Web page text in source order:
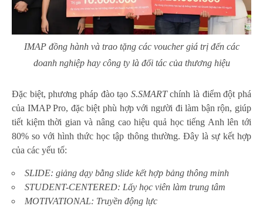
IMAP đồng hành và trao tặng các voucher giá trị đến các
doanh nghiệp hay công ty là đối tác của thương hiệu
Đặc biệt, phương pháp đào tạo S.SMARTchính là điểm đột phá
của IMAP Pro, đặc biệt phù hợp với người đi làm bận rộn, giúp
tiết kiệm thời gian và nâng cao hiệu quả học tiếng Anh lên tới
80% so với hình thức học tập thông thường. Đây là sự kết hợp
của các yếu tố:
SLIDE: giảng dạy bằng slide kết hợp bảng thông minh
STUDENT-CENTERED: Lấy học viên làm trung tâm
MOTIVATIONAL: Truyền động lực